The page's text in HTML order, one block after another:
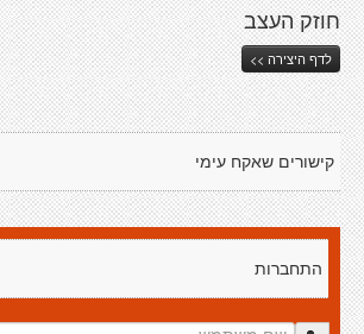
חוזק העצב
לדף היצירה >>
קישורים שאקח עימי
התחברות